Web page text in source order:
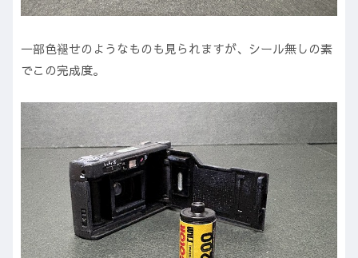
一部色褪せのようなものも見られますが、シール無しの素
でこの完成度。